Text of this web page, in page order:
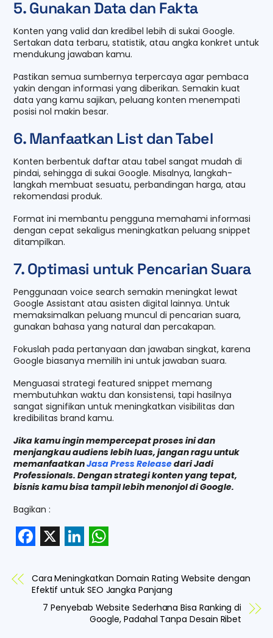
5. Gunakan Data dan Fakta
Konten yang valid dan kredibel lebih di sukai Google.
Sertakan data terbaru, statistik, atau angka konkret untuk
mendukung jawaban kamu.
Pastikan semua sumbernya terpercaya agar pembaca
yakin dengan informasi yang diberikan. Semakin kuat
data yang kamu sajikan, peluang konten menempati
posisi nol makin besar.
6. Manfaatkan List dan Tabel
Konten berbentuk daftar atau tabel sangat mudah di
pindai, sehingga di sukai Google. Misalnya, langkah-
langkah membuat sesuatu, perbandingan harga, atau
rekomendasi produk.
Format ini membantu pengguna memahami informasi
dengan cepat sekaligus meningkatkan peluang snippet
ditampilkan.
7. Optimasi untuk Pencarian Suara
Penggunaan voice search semakin meningkat lewat
Google Assistant atau asisten digital lainnya. Untuk
memaksimalkan peluang muncul di pencarian suara,
gunakan bahasa yang natural dan percakapan.
Fokuslah pada pertanyaan dan jawaban singkat, karena
Google biasanya memilih ini untuk jawaban suara.
Menguasai strategi featured snippet memang
membutuhkan waktu dan konsistensi, tapi hasilnya
sangat signifikan untuk meningkatkan visibilitas dan
kredibilitas brand kamu.
Jika kamu ingin mempercepat proses ini dan
menjangkau audiens lebih luas, jangan ragu untuk
memanfaatkanJasa Press Releasedari Jadi
Professionals. Dengan strategi konten yang tepat,
bisnis kamu bisa tampil lebih menonjol di Google.
Bagikan :
F
a
X L
i
n
k
W
h
a
t
Cara Meningkatkan Domain Rating Website dengan
Efektif untuk SEO Jangka Panjang
7 Penyebab Website Sederhana Bisa Ranking di
Google, Padahal Tanpa Desain Ribet